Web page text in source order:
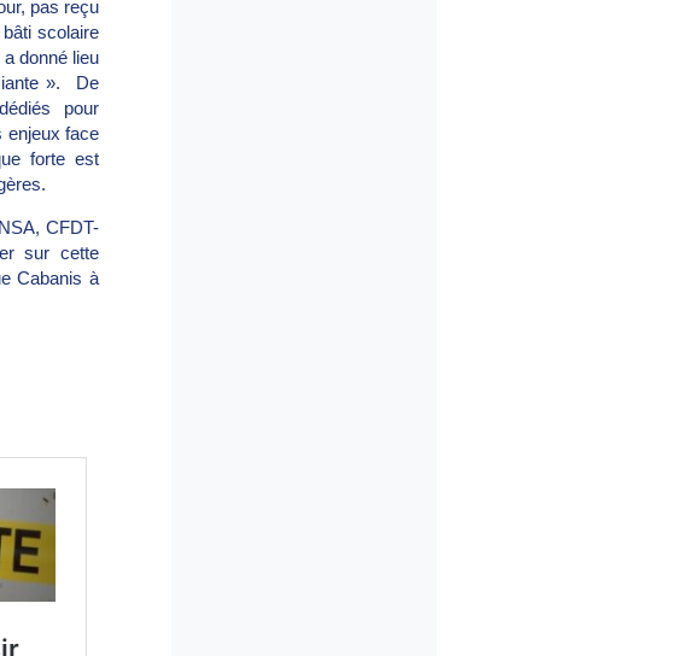
pas reçu
scolaire
donné lieu
». De
pour
enjeux face
forte est
CFDT-
sur cette
Cabanis à